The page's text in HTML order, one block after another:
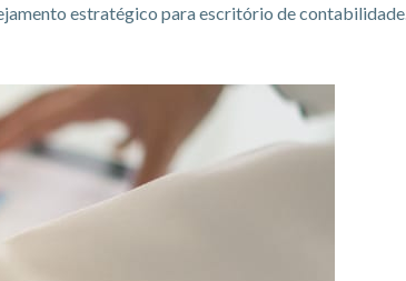
estratégico para escritório de contabilidade.